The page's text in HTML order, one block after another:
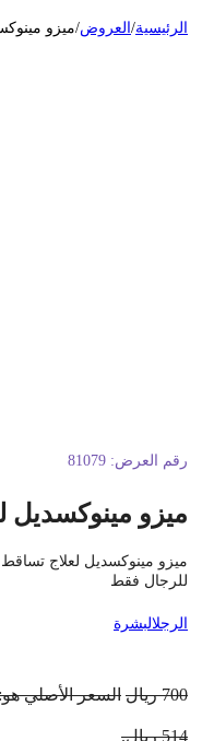
/العروض ميزو
العرض: 81079
مينوكسديل
مينوكسديل لعلاج تساقط
فقط
البشرة
ريال السعر الأصلي هو: 700 ريال.